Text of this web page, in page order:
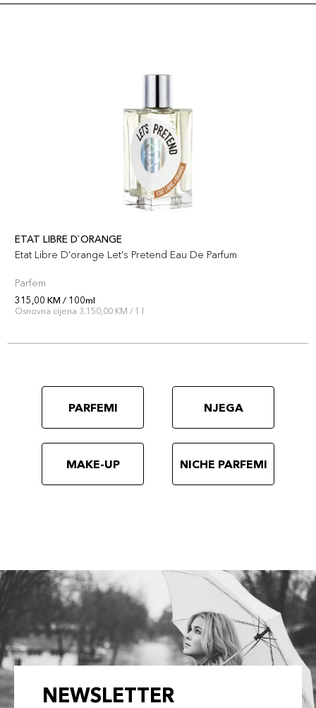
ETAT LIBRE D`ORANGE
Etat Libre D'orange Let's Pretend Eau De Parfum
Parfem
315,00 KM / 100ml
Osnovna cijena 3.150,00 KM / 1 l
PARFEMI NJEGA
MAKE-UP NICHE PARFEMI
NEWSLETTER